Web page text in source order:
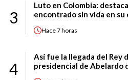
3
Luto en Colombia:
encontrado sin vida en su
Hace7 horas
4
Así fue la llegada del Rey
presidencial de Abelardo